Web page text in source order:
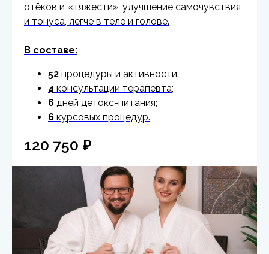
отёков и «тяжести», улучшение самочувствия
и тонуса, легче в теле и голове.
В составе:
52 процедуры и активности;
4 консультации терапевта;
6 дней детокс-питания;
6 курсовых процедур.
120 750 ₽